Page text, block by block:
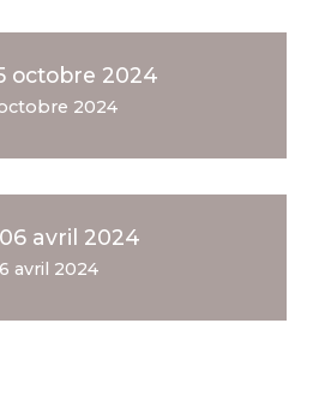
octobre 2024
2024
avril 2024
avril 2024